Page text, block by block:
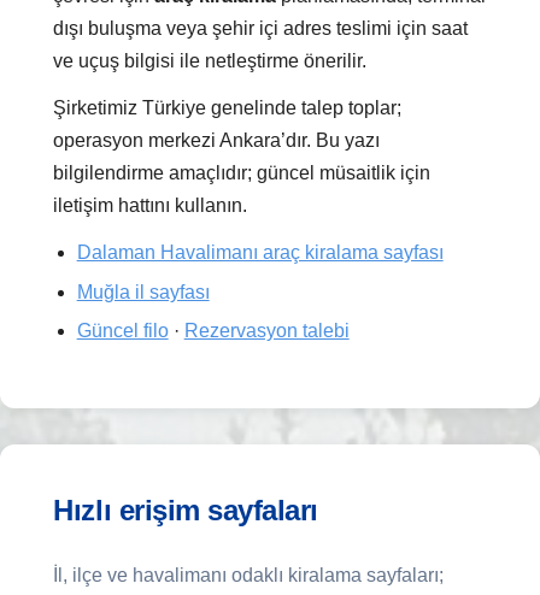
dışı buluşma veya şehir içi adres teslimi için saat
ve uçuş bilgisi ile netleştirme önerilir.
Şirketimiz Türkiye genelinde talep toplar;
operasyon merkezi Ankara’dır. Bu yazı
bilgilendirme amaçlıdır; güncel müsaitlik için
iletişim hattını kullanın.
Dalaman Havalimanı araç kiralama sayfası
Muğla il sayfası
Güncel filo· Rezervasyon talebi
Hızlı erişim sayfaları
İl, ilçe ve havalimanı odaklı kiralama sayfaları;